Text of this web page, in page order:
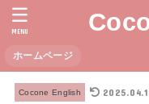
ホームページ
MENU
Cocone English